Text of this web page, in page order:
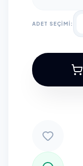
ADET SEÇİMİ: